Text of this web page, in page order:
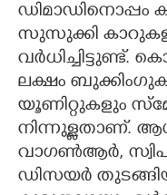
സുസുക്കി
വർധിച്ചിട്ടുണ്ട്.
ലക്ഷം
യൂണിറ്റുകളും
നിന്നുള്ളതാണ്.
വാഗൺആർ,
ഡിസയർ